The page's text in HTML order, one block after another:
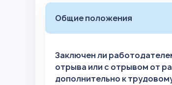
Общие положения
Заключен ли
отрыва или с отрывом от
дополнительно к